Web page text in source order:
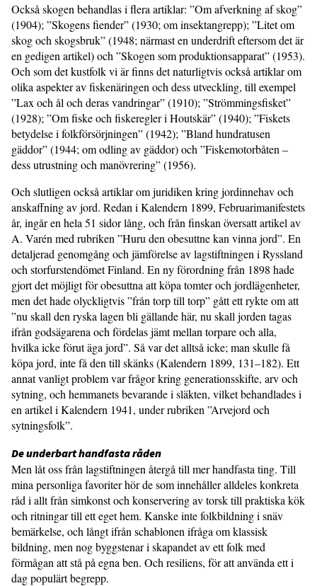
Också skogen behandlas i flera artiklar: ”Om afverkning af skog”
(1904); ”Skogens fiender” (1930; om insektangrepp); ”Litet om
skog och skogsbruk” (1948; närmast en underdrift eftersom det är
en gedigen artikel) och ”Skogen som produktionsapparat” (1953).
Och som det kustfolk vi är finns det naturligtvis också artiklar om
olika aspekter av fiskenäringen och dess utveckling, till exempel
”Lax och ål och deras vandringar” (1910); ”Strömmingsfisket”
(1928); ”Om fiske och fiskeregler i Houtskär” (1940); ”Fiskets
betydelse i folkförsörjningen” (1942); ”Bland hundratusen
gäddor” (1944; om odling av gäddor) och ”Fiskemotorbåten –
dess utrustning och manövrering” (1956).
Och slutligen också artiklar om juridiken kring jordinnehav och
anskaffning av jord. Redan i Kalendern 1899, Februarimanifestets
år, ingår en hela 51 sidor lång, och från finskan översatt artikel av
A. Varén med rubriken ”Huru den obesuttne kan vinna jord”. En
detaljerad genomgång och jämförelse av lagstiftningen i Ryssland
och storfurstendömet Finland. En ny förordning från 1898 hade
gjort det möjligt för obesuttna att köpa tomter och jordlägenheter,
men det hade olyckligtvis ”från torp till torp” gått ett rykte om att
”nu skall den ryska lagen bli gällande här, nu skall jorden tagas
ifrån godsägarena och fördelas jämt mellan torpare och alla,
hvilka icke förut äga jord”. Så var det alltså icke; man skulle få
köpa jord, inte få den till skänks (Kalendern 1899, 131–182). Ett
annat vanligt problem var frågor kring generationsskifte, arv och
sytning, och hemmanets bevarande i släkten, vilket behandlades i
en artikel i Kalendern 1941, under rubriken ”Arvejord och
sytningsfolk”.
De underbart handfasta råden
Men låt oss från lagstiftningen återgå till mer handfasta ting. Till
mina personliga favoriter hör de som innehåller alldeles konkreta
råd i allt från simkonst och konservering av torsk till praktiska kök
och ritningar till ett eget hem. Kanske inte folkbildning i snäv
bemärkelse, och långt ifrån schablonen ifråga om klassisk
bildning, men nog byggstenar i skapandet av ett folk med
förmågan att stå på egna ben. Och resiliens, för att använda ett i
dag populärt begrepp.